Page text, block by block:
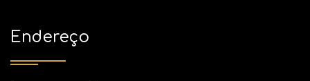
Endereço